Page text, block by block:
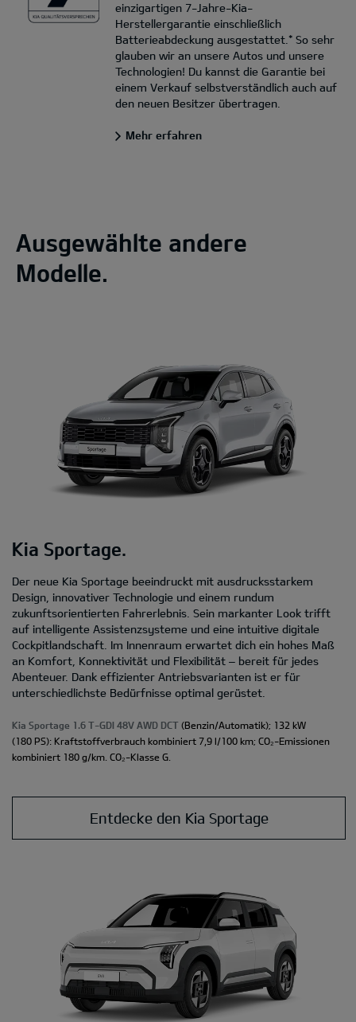
einzigartigen 7-Jahre-Kia-
Herstellergarantie einschließlich
Batterieabdeckung ausgestattet.* So sehr
glauben wir an unsere Autos und unsere
Technologien! Du kannst die Garantie bei
einem Verkauf selbstverständlich auch auf
den neuen Besitzer übertragen.
Mehr erfahren
Ausgewählte andere
Modelle.
Kia Sportage.
Der neue Kia Sportage beeindruckt mit ausdrucksstarkem
Design, innovativer Technologie und einem rundum
zukunftsorientierten Fahrerlebnis. Sein markanter Look trifft
auf intelligente Assistenzsysteme und eine intuitive digitale
Cockpitlandschaft. Im Innenraum erwartet dich ein hohes Maß
an Komfort, Konnektivität und Flexibilität – bereit für jedes
Abenteuer. Dank effizienter Antriebsvarianten ist er für
unterschiedlichste Bedürfnisse optimal gerüstet.
Kia Sportage 1.6 T-GDI 48V AWD DCT (Benzin/Automatik); 132 kW
(180 PS): Kraftstoffverbrauch kombiniert 7,9 l/100 km; CO₂-Emissionen
kombiniert 180 g/km. CO₂-Klasse G.
Entdecke den Kia Sportage